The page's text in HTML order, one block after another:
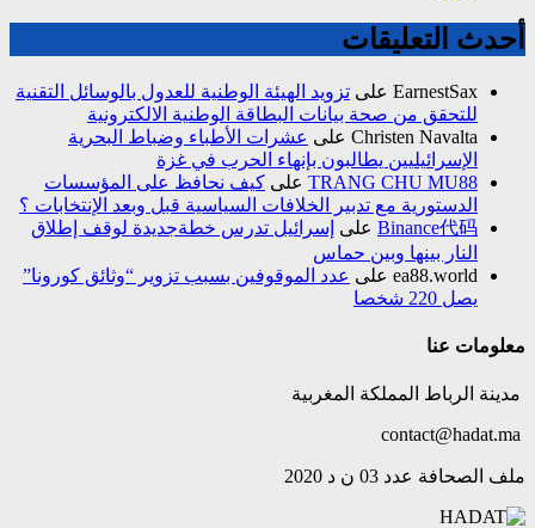
أحدث التعليقات
EarnestSax على تزويد الهيئة الوطنية للعدول بالوسائل التقنية
للتحقق من صحة بيانات البطاقة الوطنية الالكترونية
Christen Navalta على عشرات الأطباء وضباط البحرية
الإسرائيليين يطالبون بإنهاء الحرب في غزة
TRANG CHU MU88 على كيف نحافظ على المؤسسات
الدستورية مع تدبير الخلافات السياسية قبل وبعد الإنتخابات ؟
Binance代码 على إسرائيل تدرس خطةجديدة لوقف إطلاق
النار بينها وبين حماس
ea88.world على عدد الموقوفين بسبب تزوير “وثائق كورونا”
يصل 220 شخصا
معلومات عنا
مدينة الرباط المملكة المغربية
ملف الصحافة عدد 03 ن د 2020